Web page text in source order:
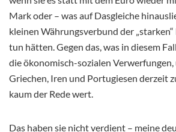
Mark oder – was auf Dasgleiche
kleinen Währungsverbund der
tun hätten. Gegen das, was in diesem
die ökonomisch-sozialen
Griechen, Iren und Portugiesen derzeit
kaum der Rede wert.
Das haben sie nicht verdient – meine